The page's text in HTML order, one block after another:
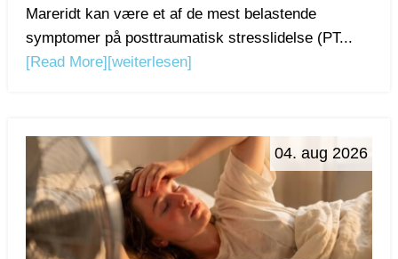
Mareridt kan være et af de mest belastende
symptomer på posttraumatisk stresslidelse (PT...
[Read More][weiterlesen]
04. aug 2026